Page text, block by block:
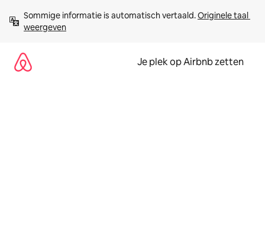
direct
naar
Sommige informatie is automatisch vertaald. Originele taal
weergeven
Je plek op Airbnb zetten